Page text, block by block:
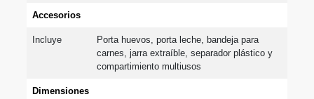
Accesorios
Incluye
Porta huevos, porta leche, bandeja para
carnes, jarra extraíble, separador plástico y
compartimiento multiusos
Dimensiones